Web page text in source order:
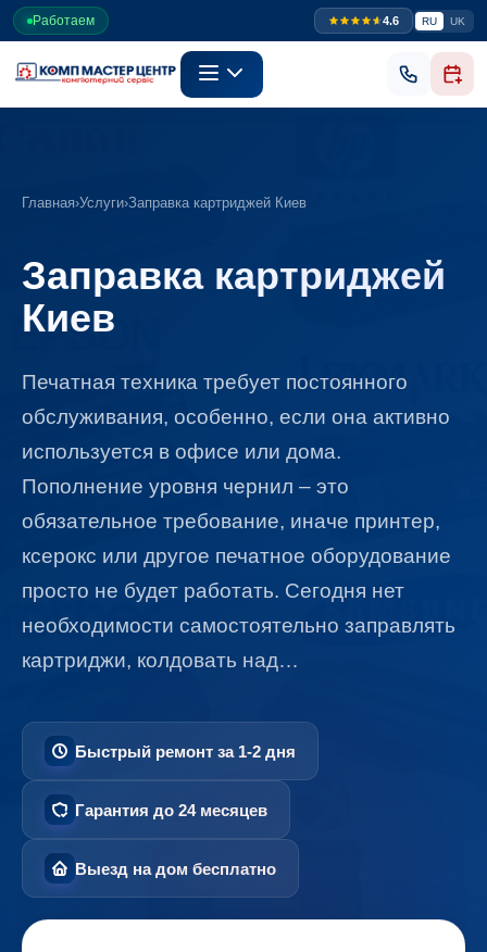
Работаем 4.6 RU UK
Главная›Услуги›Заправка картриджей Киев
Заправка картриджей
Киев
Печатная техника требует постоянного
обслуживания, особенно, если она активно
используется в офисе или дома.
Пополнение уровня чернил – это
обязательное требование, иначе принтер,
ксерокс или другое печатное оборудование
просто не будет работать. Сегодня нет
необходимости самостоятельно заправлять
картриджи, колдовать над…
Быстрый ремонт за 1-2 дня
Гарантия до 24 месяцев
Выезд на дом бесплатно